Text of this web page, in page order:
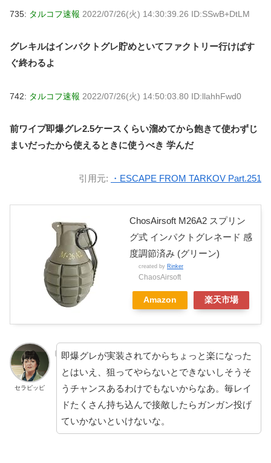
735: タルコフ速報 2022/07/26(火) 14:30:39.26 ID:SSwB+DtLM
グレキルはインパクトグレ貯めといてファクトリー行けばす
ぐ終わるよ
742: タルコフ速報 2022/07/26(火) 14:50:03.80 ID:llahhFwd0
前ワイプ即爆グレ2.5ケースくらい溜めてから飽きて使わずじ
まいだったから使えるときに使うべき 学んだ
引用元: ・ESCAPE FROM TARKOV Part.251
ChosAirsoft M26A2 スプリン
グ式 インパクトグレネード 感
度調節済み (グリーン)
created by Rinker
ChaosAirsoft
Amazon 楽天市場
セラピッピ
即爆グレが実装されてからちょっと楽になった
とはいえ、狙ってやらないとできないしそうそ
うチャンスあるわけでもないからなあ。毎レイ
ドたくさん持ち込んで接敵したらガンガン投げ
ていかないといけないな。